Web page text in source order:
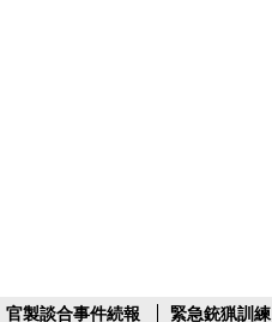
官製談合事件続報 緊急銃猟訓練